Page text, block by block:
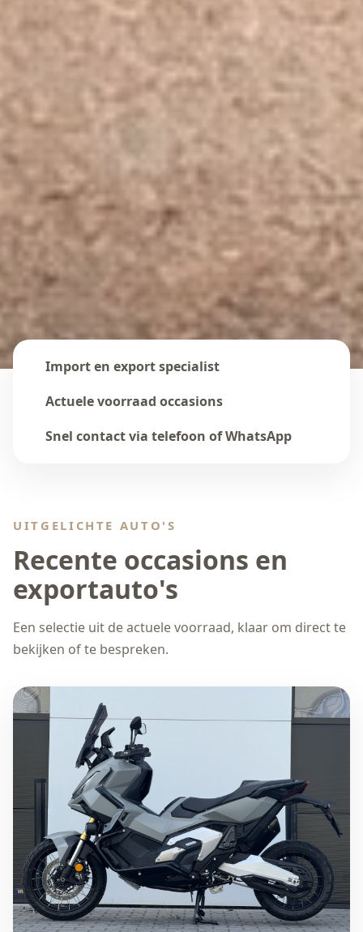
Import en export specialist
Actuele voorraad occasions
Snel contact via telefoon of WhatsApp
UITGELICHTE AUTO'S
Recente occasions en
exportauto's
Een selectie uit de actuele voorraad, klaar om direct te
bekijken of te bespreken.